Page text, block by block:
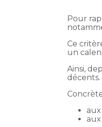
Pour
Ce
un
Ainsi,
décents.